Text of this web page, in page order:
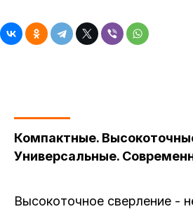
Компактные.
Универсальные.
Высокоточное сверление -